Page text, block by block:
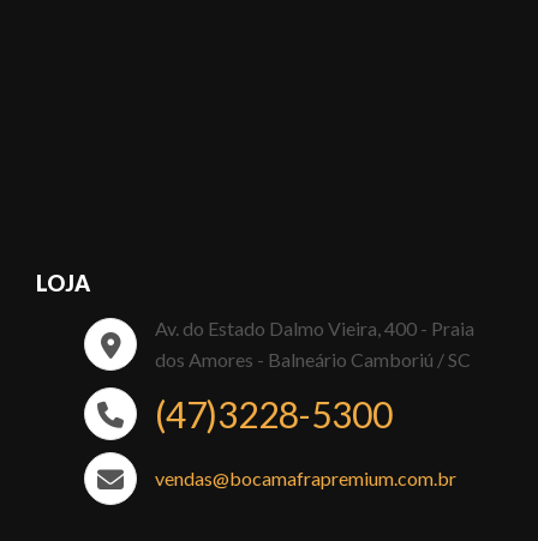
LOJA
Av. do Estado Dalmo Vieira, 400 - Praia
dos Amores - Balneário Camboriú / SC
(47)3228-5300
vendas@bocamafrapremium.com.br